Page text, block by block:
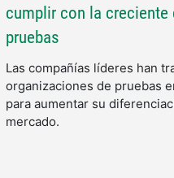
cumplir con la creciente
pruebas
Las compañías líderes han
organizaciones de pruebas
para aumentar su
mercado.